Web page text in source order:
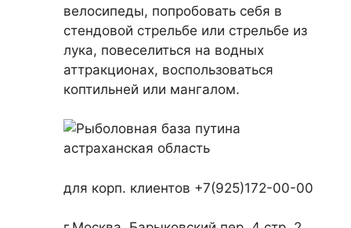
велосипеды, попробовать себя в
стендовой стрельбе или стрельбе из
лука, повеселиться на водных
аттракционах, воспользоваться
коптильней или мангалом.
для корп. клиентов +7(925)172-00-00